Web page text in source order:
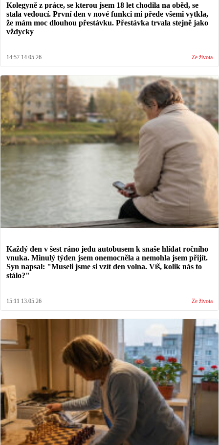
Kolegyně z práce, se kterou jsem 18 let chodila na oběd, se
stala vedoucí. První den v nové funkci mi přede všemi vytkla,
že mám moc dlouhou přestávku. Přestávka trvala stejně jako
vždycky
14:57 14.05.26 Ze života
Každý den v šest ráno jedu autobusem k snaše hlídat ročního
vnuka. Minulý týden jsem onemocněla a nemohla jsem přijít.
Syn napsal: "Museli jsme si vzít den volna. Víš, kolik nás to
stálo?"
15:11 13.05.26 Ze života